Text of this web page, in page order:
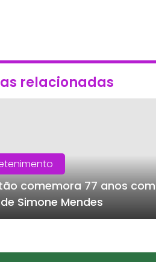
relacionadas
comemora 77 anos com
Simone Mendes